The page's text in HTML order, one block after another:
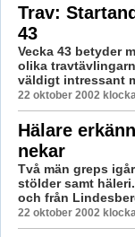
Trav:
43
Vecka 43 betyder
olika
väldigt intressant
22 oktober 2002
Hälare
nekar
Två män greps
stölder samt
och från
22 oktober 2002